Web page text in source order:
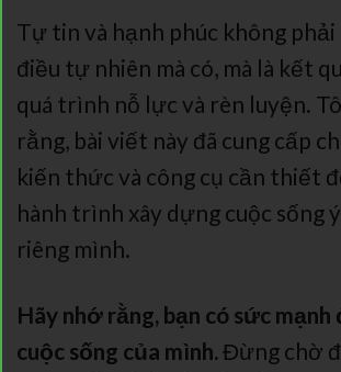
Tự tin và hạnh phúc không
điều tự nhiên mà có, mà là kết
quá trình nỗ lực và rèn luyện.
rằng, bài viết này đã cung cấp
kiến thức và công cụ cần thiết
hành trình xây dựng cuộc sống
riêng mình.
Hãy nhớ rằng, bạn có sức
cuộc sống của mình.Đừng chờ